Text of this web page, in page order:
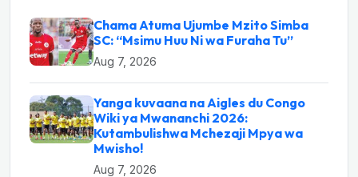
Chama Atuma Ujumbe Mzito Simba
SC: “Msimu Huu Ni wa Furaha Tu”
Aug 7, 2026
Yanga kuvaana na Aigles du Congo
Wiki ya Mwananchi 2026:
Kutambulishwa Mchezaji Mpya wa
Mwisho!
Aug 7, 2026